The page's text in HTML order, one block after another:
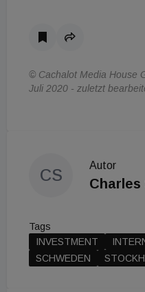
© Cachalot Media House
Juli 2020 - zuletzt
CS
Autor
Charles
Tags
INVESTMENT
SCHWEDEN